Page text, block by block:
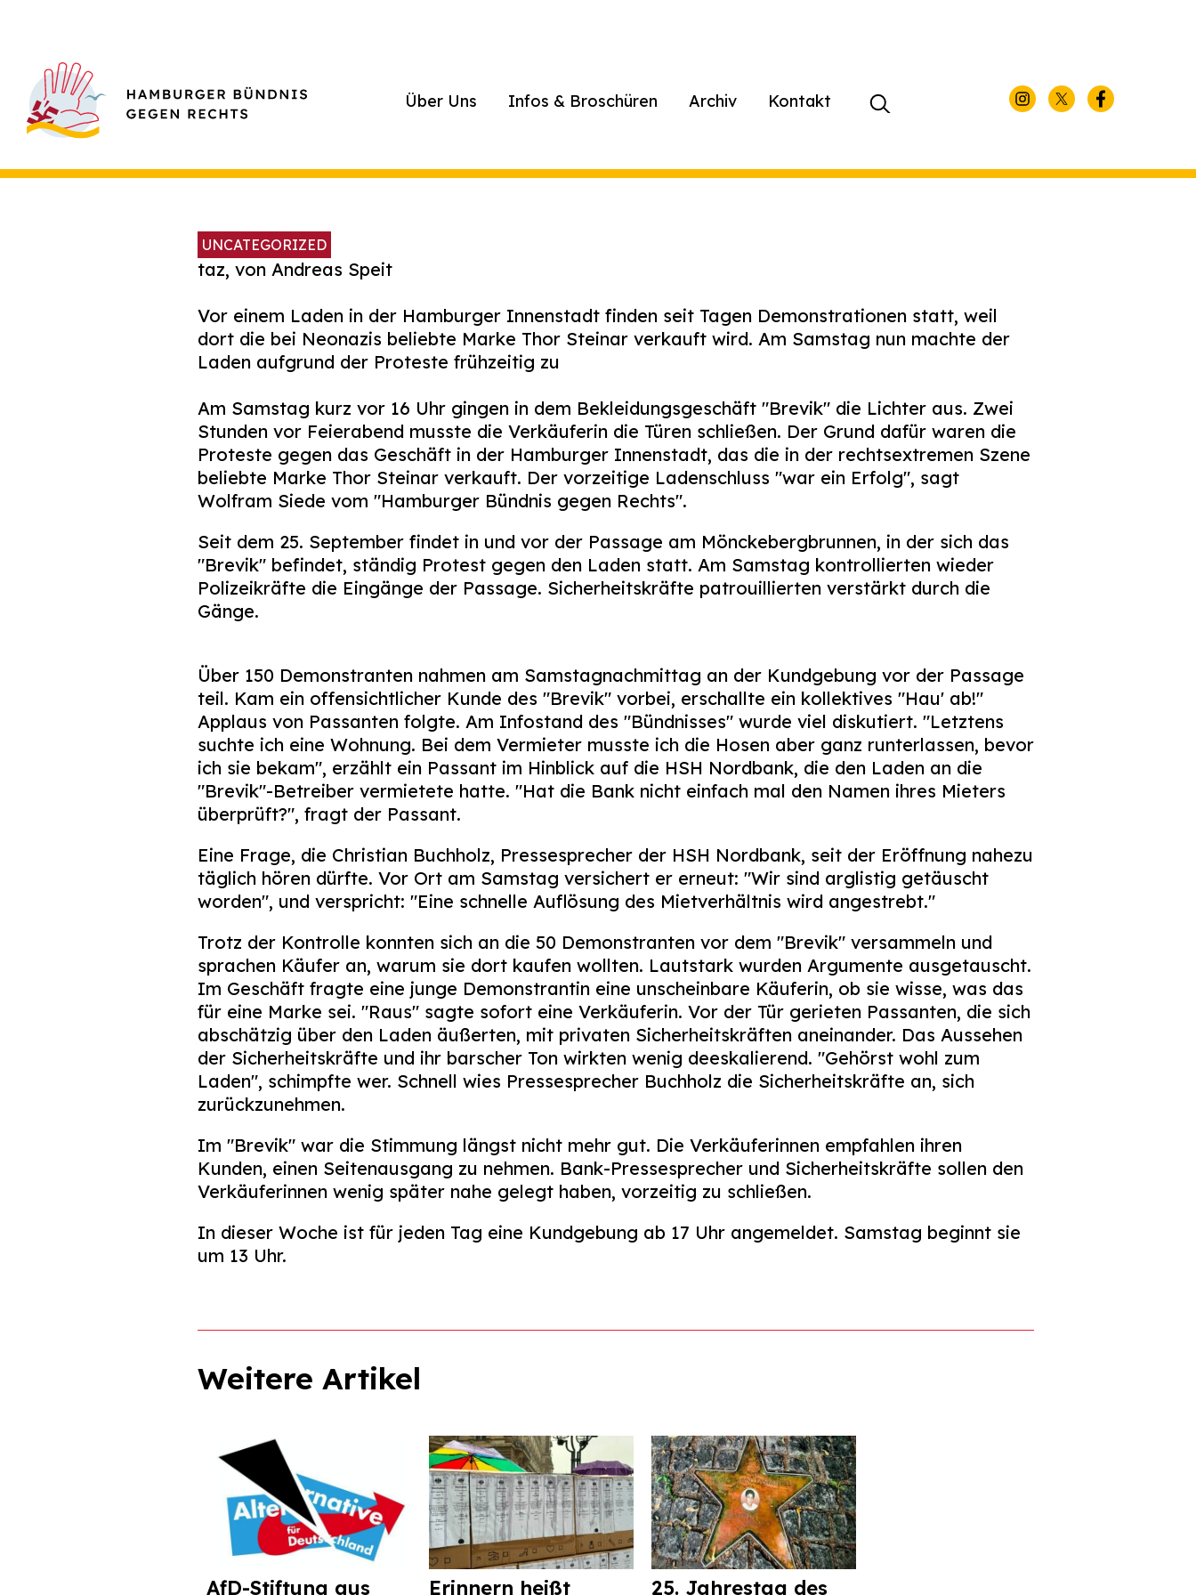
Über Uns Infos & Broschüren Archiv KontaktSuchen
UNCATEGORIZED
taz, von Andreas Speit
Vor einem Laden in der Hamburger Innenstadt finden seit Tagen Demonstrationen statt, weil
dort die bei Neonazis beliebte Marke Thor Steinar verkauft wird. Am Samstag nun machte der
Laden aufgrund der Proteste frühzeitig zu
Am Samstag kurz vor 16 Uhr gingen in dem Bekleidungsgeschäft "Brevik" die Lichter aus. Zwei
Stunden vor Feierabend musste die Verkäuferin die Türen schließen. Der Grund dafür waren die
Proteste gegen das Geschäft in der Hamburger Innenstadt, das die in der rechtsextremen Szene
beliebte Marke Thor Steinar verkauft. Der vorzeitige Ladenschluss "war ein Erfolg", sagt
Wolfram Siede vom "Hamburger Bündnis gegen Rechts".
Seit dem 25. September findet in und vor der Passage am Mönckebergbrunnen, in der sich das
"Brevik" befindet, ständig Protest gegen den Laden statt. Am Samstag kontrollierten wieder
Polizeikräfte die Eingänge der Passage. Sicherheitskräfte patrouillierten verstärkt durch die
Gänge.
Über 150 Demonstranten nahmen am Samstagnachmittag an der Kundgebung vor der Passage
teil. Kam ein offensichtlicher Kunde des "Brevik" vorbei, erschallte ein kollektives "Hau' ab!"
Applaus von Passanten folgte. Am Infostand des "Bündnisses" wurde viel diskutiert. "Letztens
suchte ich eine Wohnung. Bei dem Vermieter musste ich die Hosen aber ganz runterlassen, bevor
ich sie bekam", erzählt ein Passant im Hinblick auf die HSH Nordbank, die den Laden an die
"Brevik"-Betreiber vermietete hatte. "Hat die Bank nicht einfach mal den Namen ihres Mieters
überprüft?", fragt der Passant.
Eine Frage, die Christian Buchholz, Pressesprecher der HSH Nordbank, seit der Eröffnung nahezu
täglich hören dürfte. Vor Ort am Samstag versichert er erneut: "Wir sind arglistig getäuscht
worden", und verspricht: "Eine schnelle Auflösung des Mietverhältnis wird angestrebt."
Trotz der Kontrolle konnten sich an die 50 Demonstranten vor dem "Brevik" versammeln und
sprachen Käufer an, warum sie dort kaufen wollten. Lautstark wurden Argumente ausgetauscht.
Im Geschäft fragte eine junge Demonstrantin eine unscheinbare Käuferin, ob sie wisse, was das
für eine Marke sei. "Raus" sagte sofort eine Verkäuferin. Vor der Tür gerieten Passanten, die sich
abschätzig über den Laden äußerten, mit privaten Sicherheitskräften aneinander. Das Aussehen
der Sicherheitskräfte und ihr barscher Ton wirkten wenig deeskalierend. "Gehörst wohl zum
Laden", schimpfte wer. Schnell wies Pressesprecher Buchholz die Sicherheitskräfte an, sich
zurückzunehmen.
Im "Brevik" war die Stimmung längst nicht mehr gut. Die Verkäuferinnen empfahlen ihren
Kunden, einen Seitenausgang zu nehmen. Bank-Pressesprecher und Sicherheitskräfte sollen den
Verkäuferinnen wenig später nahe gelegt haben, vorzeitig zu schließen.
In dieser Woche ist für jeden Tag eine Kundgebung ab 17 Uhr angemeldet. Samstag beginnt sie
um 13 Uhr.
Weitere Artikel
AfD-Stiftung aus
Erinnern heißt
25. Jahrestag des